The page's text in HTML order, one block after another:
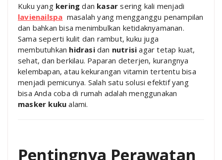
Kuku yang kering dan kasar sering kali menjadi
lavienailspa masalah yang mengganggu penampilan
dan bahkan bisa menimbulkan ketidaknyamanan.
Sama seperti kulit dan rambut, kuku juga
membutuhkan hidrasidan nutrisi agar tetap kuat,
sehat, dan berkilau. Paparan deterjen, kurangnya
kelembapan, atau kekurangan vitamin tertentu bisa
menjadi pemicunya. Salah satu solusi efektif yang
bisa Anda coba di rumah adalah menggunakan
masker kuku alami.
Pentingnya Perawatan